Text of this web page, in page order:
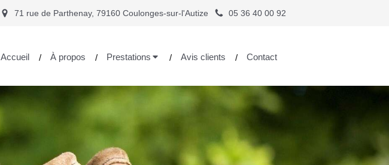
05 36 40 00 92
71 rue de Parthenay, 79160 Coulonges-sur-l'Autize
Accueil À propos Prestations Avis clients Contact